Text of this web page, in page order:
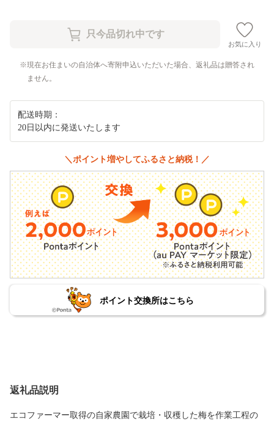
お気に入り
現在お住まいの自治体へ寄附申込いただいた場合、返礼品は贈答され
ません。
配送時期：
20日以内に発送いたします
＼ポイント増やしてふるさと納税！／
ポイント交換所はこちら
返礼品説明
エコファーマー取得の自家農園で栽培・収穫した梅を作業工程の